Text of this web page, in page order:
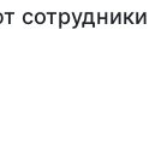
сотрудники